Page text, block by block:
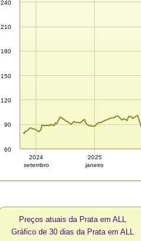
60
90
120
150
180
210
240
2024
setembro
2025
janeiro
Preços atuais da Prata em ALL
Gráfico de 30 dias da Prata em ALL